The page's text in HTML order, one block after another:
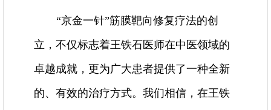
“京金一针”筋膜靶向修复疗法的创
立，不仅标志着王铁石医师在中医领域的
卓越成就，更为广大患者提供了一种全新
的、有效的治疗方式。我们相信，在王铁